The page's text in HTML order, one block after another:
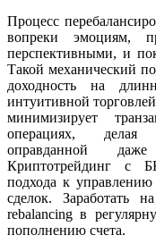
Процесс
вопреки эмоциям,
перспективными, и
Такой механический
доходность на
интуитивной
минимизирует
операциях, делая
оправданной
Криптотрейдинг с
подхода к
сделок. Заработать
rebalancing в
пополнению счета.